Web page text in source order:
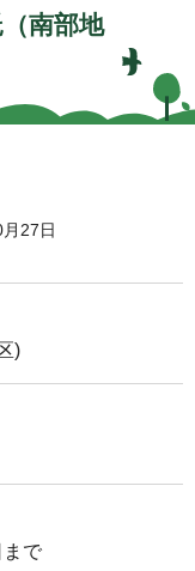
南部地
27日
)
で